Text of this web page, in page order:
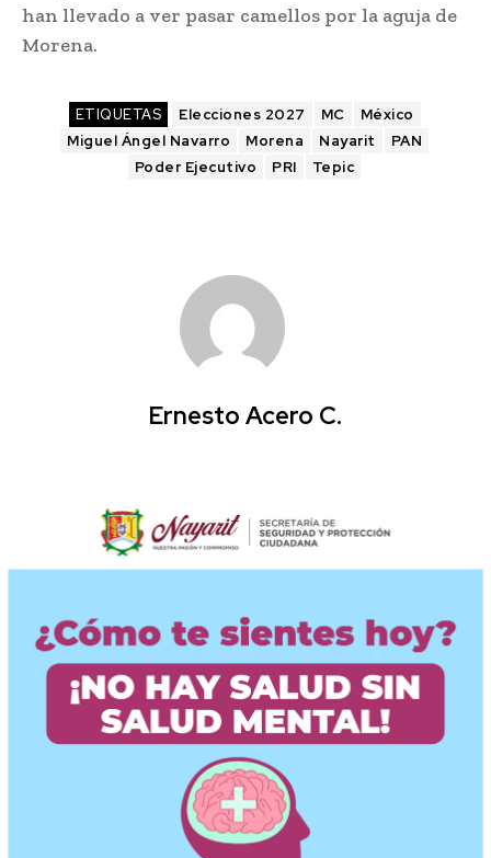
han llevado a ver pasar camellos por la aguja de
Morena.
ETIQUETAS Elecciones 2027 MC
México
Miguel Ángel Navarro
Morena Nayarit
PAN
Poder Ejecutivo
PRI Tepic
Ernesto Acero C.